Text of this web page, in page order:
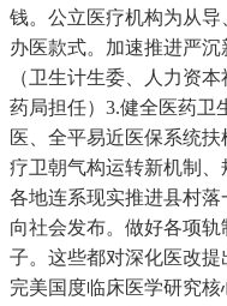
钱。公立医疗机构为从
办医款式。加速推进严沉
（卫生计生委、人力资
药局担任）3.健全医药卫
医、全平易近医保系统
疗卫朝气构运转新机制
各地连系现实推进县村
向社会发布。做好各项
子。这些都对深化医改
完美国度临床医学研究